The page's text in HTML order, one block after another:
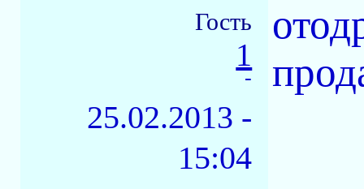
Гость
1
-
25.02.2013 -
15:04